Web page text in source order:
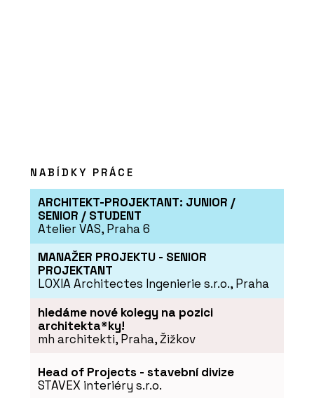
NABÍDKY PRÁCE
ARCHITEKT-PROJEKTANT: JUNIOR /
SENIOR / STUDENT
Atelier VAS, Praha 6
MANAŽER PROJEKTU - SENIOR
PROJEKTANT
LOXIA Architectes Ingenierie s.r.o., Praha
hledáme nové kolegy na pozici
architekta*ky!
mh architekti, Praha, Žižkov
Head of Projects - stavební divize
STAVEX interiéry s.r.o.